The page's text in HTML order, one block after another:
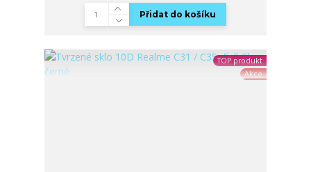
Přidat do košíku
TOP produkt
Akce